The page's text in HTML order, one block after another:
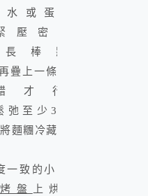
或蛋汁，
壓密實，
棒狀，
疊上一條長棒，
才行，
弛至少30
麵糰冷藏回軟，
致的小圓餅，
盤
上烘烤。